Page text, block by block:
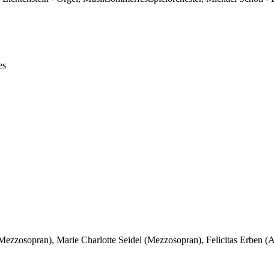
Marie Charlotte Seidel (Mezzosopran), Felicitas Erben